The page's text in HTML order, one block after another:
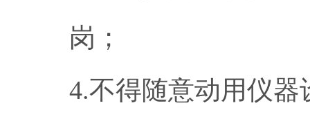
岗；
4.不得随意动用仪